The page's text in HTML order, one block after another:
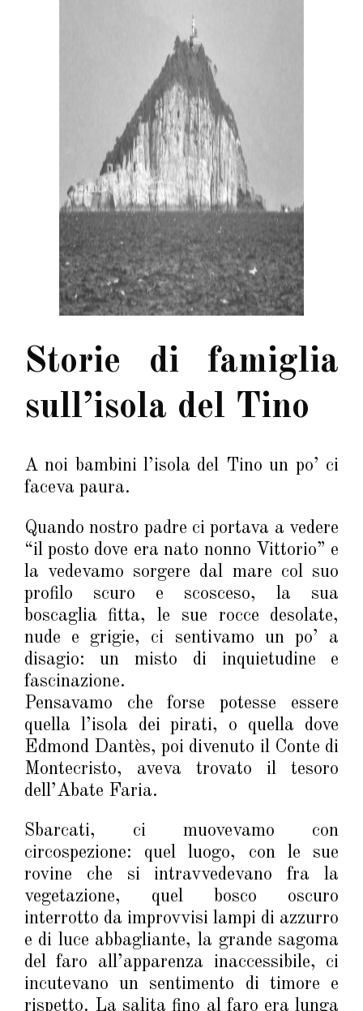
Storie di famiglia
sull’isola del Tino
A noi bambini l’isola del Tino un po’ ci
faceva paura.
Quando nostro padre ci portava a vedere
“il posto dove era nato nonno Vittorio” e
la vedevamo sorgere dal mare col suo
profilo scuro e scosceso, la sua
boscaglia fitta, le sue rocce desolate,
nude e grigie, ci sentivamo un po’ a
disagio: un misto di inquietudine e
fascinazione.
Pensavamo che forse potesse essere
quella l’isola dei pirati, o quella dove
Edmond Dantès, poi divenuto il Conte di
Montecristo, aveva trovato il tesoro
dell’Abate Faria.
Sbarcati, ci muovevamo con
circospezione: quel luogo, con le sue
rovine che si intravvedevano fra la
vegetazione, quel bosco oscuro
interrotto da improvvisi lampi di azzurro
e di luce abbagliante, la grande sagoma
del faro all’apparenza inaccessibile, ci
incutevano un sentimento di timore e
rispetto. La salita fino al faro era lunga